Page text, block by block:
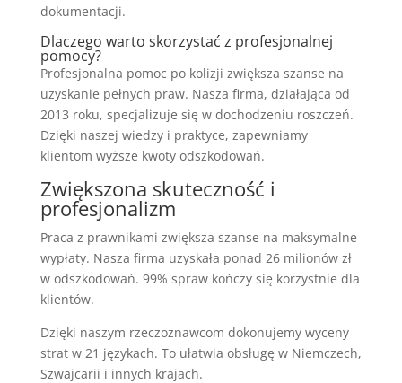
dokumentacji.
Dlaczego warto skorzystać z profesjonalnej
pomocy?
Profesjonalna pomoc po kolizji zwiększa szanse na
uzyskanie pełnych praw. Nasza firma, działająca od
2013 roku, specjalizuje się w dochodzeniu roszczeń.
Dzięki naszej wiedzy i praktyce, zapewniamy
klientom wyższe kwoty odszkodowań.
Zwiększona skuteczność i
profesjonalizm
Praca z prawnikami zwiększa szanse na maksymalne
wypłaty. Nasza firma uzyskała ponad 26 milionów zł
w odszkodowań. 99% spraw kończy się korzystnie dla
klientów.
Dzięki naszym rzeczoznawcom dokonujemy wyceny
strat w 21 językach. To ułatwia obsługę w Niemczech,
Szwajcarii i innych krajach.